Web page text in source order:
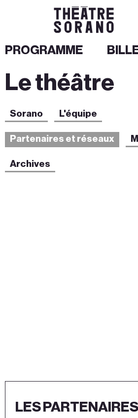
Aller
au
PROGRAMME
Le théâtre
Sorano L'équipe
Partenaires et réseaux
Archives
LES PARTENAIRES